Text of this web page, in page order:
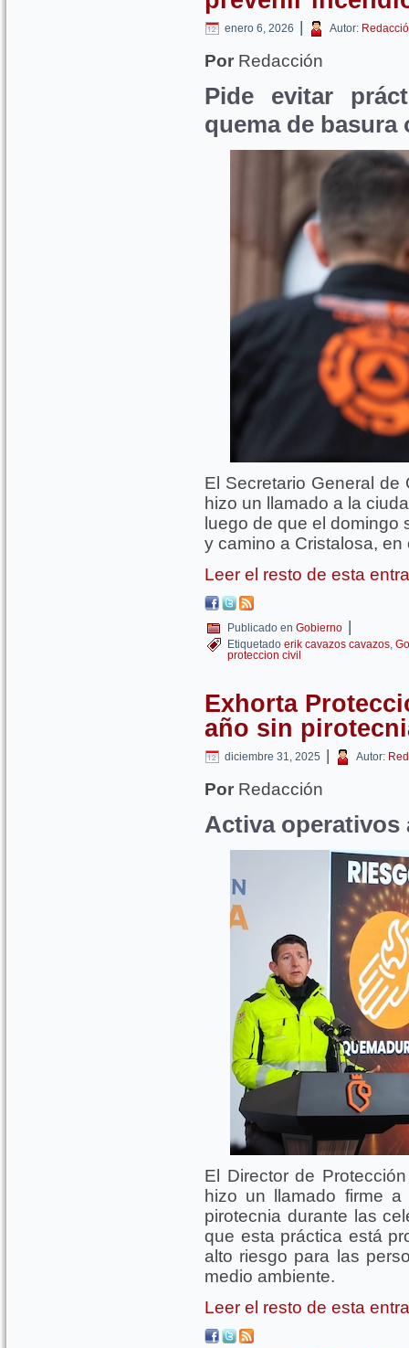
enero 6, 2026 | Autor:
Por Redacción
Pide evitar
quema de basura
El Secretario General de
hizo un llamado a la
luego de que el domingo
y camino a Cristalosa,
Leer el resto de esta
Publicado en Gobierno |
Etiquetado erik cavazos cavazos,
proteccion civil
Exhorta
año sin
diciembre 31, 2025 | Autor:
Por Redacción
Activa operativos
El Director de
hizo un llamado firme
pirotecnia durante las
que esta práctica está
alto riesgo para las
medio ambiente.
Leer el resto de esta